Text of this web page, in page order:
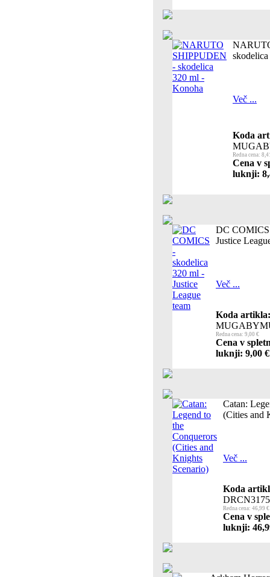
Več ...
Koda
Redna cena:
Cena v
luknji:
DC COMICS
Justice
Več ...
Koda artikla:
Redna cena: 9,00 €
Cena v
luknji: 9,00 €
Catan:
(Cities and
Več ...
Koda
DRCN3175
Redna cena: 46,99 €
Cena v
luknji: